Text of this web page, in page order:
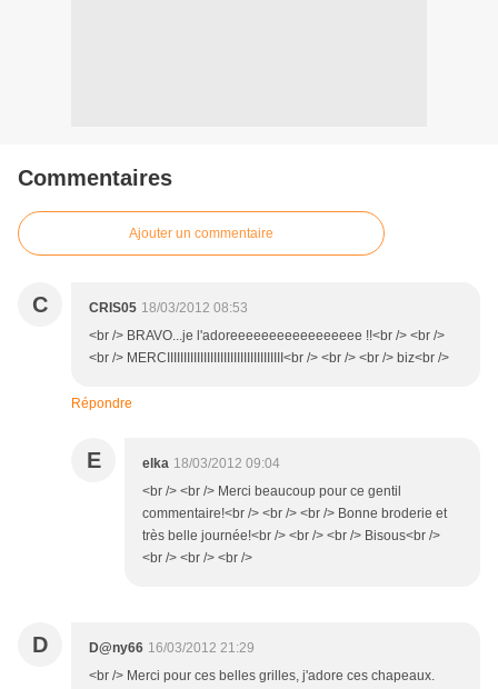
Commentaires
Ajouter un commentaire
C CRIS05 18/03/2012 08:53
<br /> BRAVO...je l'adoreeeeeeeeeeeeeeeee !!<br /> <br />
<br /> MERCIIIIIIIIIIIIIIIIIIIIIIIIIIIIIIIIIII<br /> <br /> <br /> biz<br />
Répondre
E elka 18/03/2012 09:04
<br /> <br /> Merci beaucoup pour ce gentil
commentaire!<br /> <br /> <br /> Bonne broderie et
très belle journée!<br /> <br /> <br /> Bisous<br />
<br /> <br /> <br />
D D@ny66 16/03/2012 21:29
<br /> Merci pour ces belles grilles, j'adore ces chapeaux.